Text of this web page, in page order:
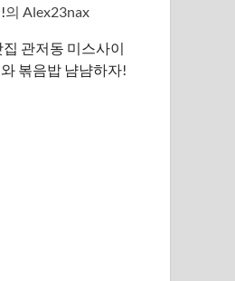
의Alex23nax
관저동 미스사이
볶음밥 냠냠하자!